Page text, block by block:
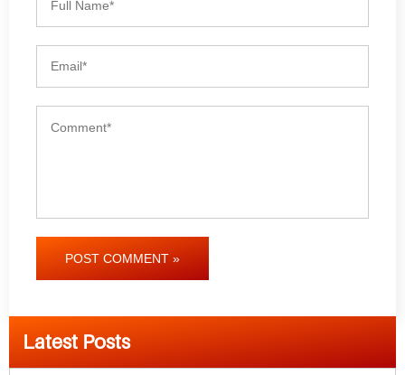
POST COMMENT »
Latest Posts